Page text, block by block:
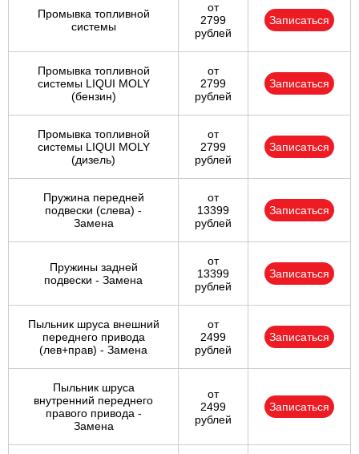
Промывка топливной
системы
от
2799
рублей
Записаться
Промывка топливной
системы LIQUI MOLY
(бензин)
от
2799
рублей
Записаться
Промывка топливной
системы LIQUI MOLY
(дизель)
от
2799
рублей
Записаться
Пружина передней
подвески (слева) -
Замена
от
13399
рублей
Записаться
Пружины задней
подвески - Замена
от
13399
рублей
Записаться
Пыльник шруса внешний
переднего привода
(лев+прав) - Замена
от
2499
рублей
Записаться
Пыльник шруса
внутренний переднего
правого привода -
Замена
от
2499
рублей
Записаться